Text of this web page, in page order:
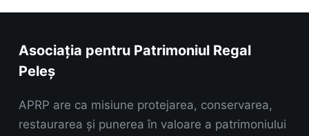
Asociația pentru Patrimoniul Regal
Peleș
APRP are ca misiune protejarea, conservarea,
restaurarea și punerea în valoare a patrimoniului